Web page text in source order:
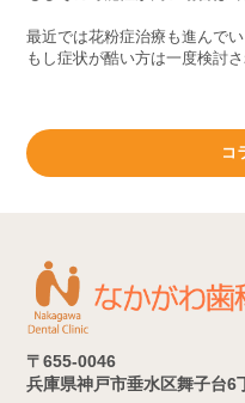
最近では花粉症治療も進んでい
もし症状が酷い方は一度検討
コ
〒655-0046
兵庫県神戸市垂水区舞子台